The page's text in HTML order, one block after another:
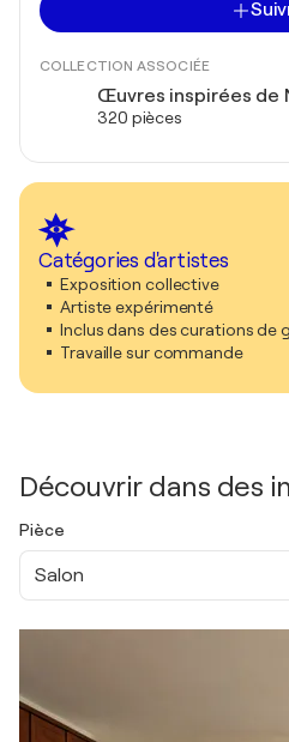
COLLECTION ASSOCIÉE
Œuvres inspirées de
320 pièces
Catégories d'artistes
Exposition collective
Artiste expérimenté
Inclus dans des curations de
Travaille sur commande
Découvrir dans des
Pièce
Salon